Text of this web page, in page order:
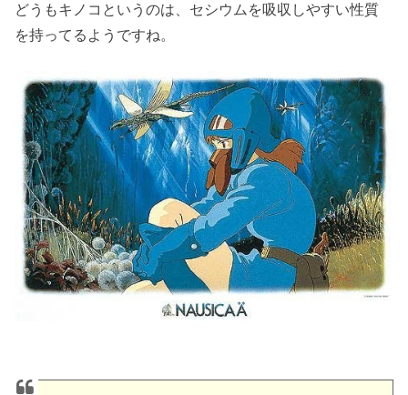
どうもキノコというのは、セシウムを吸収しやすい性質
を持ってるようですね。